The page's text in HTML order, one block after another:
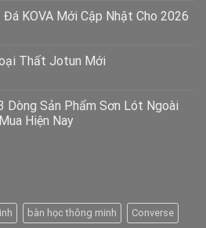
Đá KOVA Mới Cập Nhật Cho 2026
Thất Jotun Mới
Dòng Sản Phẩm Sơn Lót Ngoài
Hiện Nay
bàn học thông minh Converse